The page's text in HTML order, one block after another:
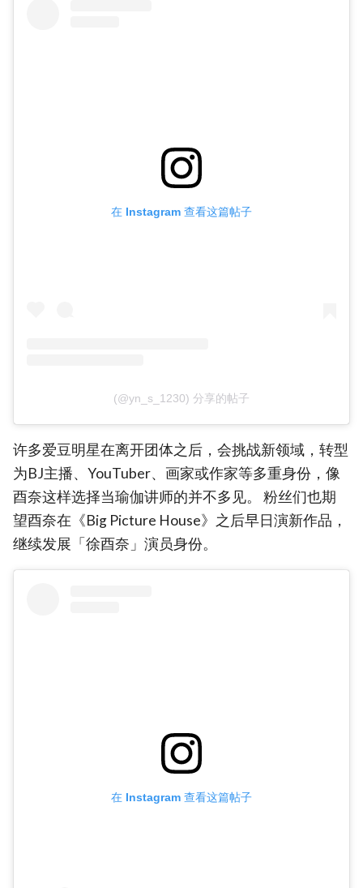
在 Instagram 查看这篇帖子
(@yn_s_1230) 分享的帖子
许多爱豆明星在离开团体之后，会挑战新领域，转型
为BJ主播、YouTuber、画家或作家等多重身份，像
酉奈这样选择当瑜伽讲师的并不多见。 粉丝们也期
望酉奈在《Big Picture House》之后早日演新作品，
继续发展「徐酉奈」演员身份。
在 Instagram 查看这篇帖子